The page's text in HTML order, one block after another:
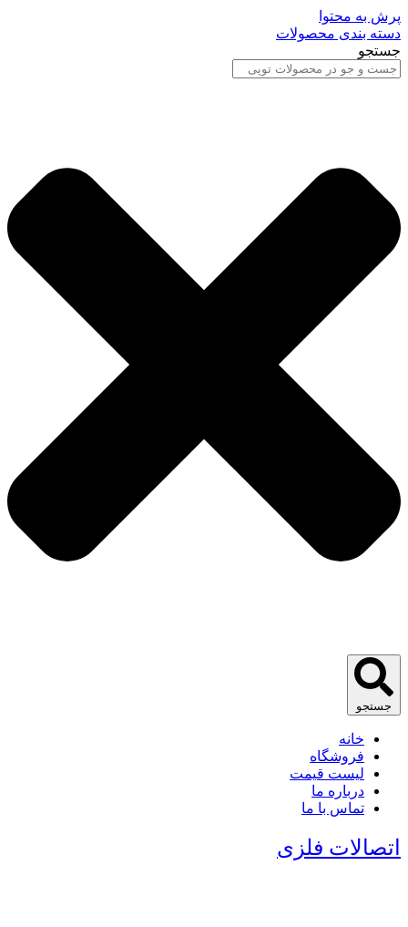
پرش به محتوا
دسته بندی محصولات
جستجو
جستجو
خانه
فروشگاه
لیست قیمت
درباره ما
تماس با ما
اتصالات فلزی